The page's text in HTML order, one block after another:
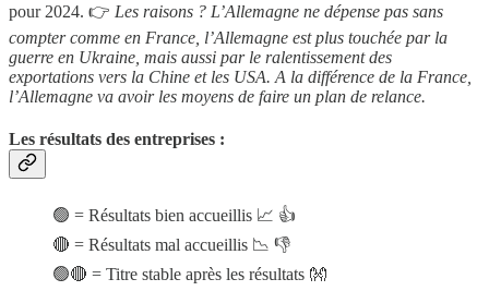
pour 2024. 👉 Les raisons ? L’Allemagne ne dépense pas sans
compter comme en France, l’Allemagne est plus touchée par la
guerre en Ukraine, mais aussi par le ralentissement des
exportations vers la Chine et les USA. A la différence de la France,
l’Allemagne va avoir les moyens de faire un plan de relance.
Les résultats des entreprises :
🟢 = Résultats bien accueillis 📈 👍
🔴 = Résultats mal accueillis 📉 👎
🟢🔴 = Titre stable après les résultats 👐